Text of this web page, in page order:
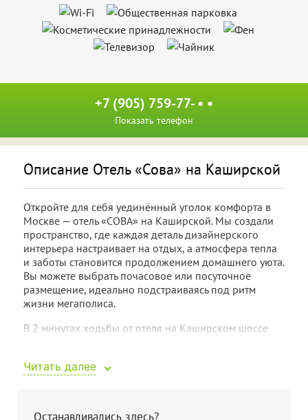
+7 (905) 759-77- • •
Показать телефон
Описание Отель «Сова» на Каширской
Откройте для себя уединённый уголок комфорта в
Москве — отель «СОВА» на Каширской. Мы создали
пространство, где каждая деталь дизайнерского
интерьера настраивает на отдых, а атмосфера тепла
и заботы становится продолжением домашнего уюта.
Вы можете выбрать почасовое или посуточное
размещение, идеально подстраиваясь под ритм
жизни мегаполиса.
В 2 минутах ходьбы от отеля на Каширском шоссе
«Кантемировская». Отель расположен в 35 минутах
Читать далее
Останавливались здесь?